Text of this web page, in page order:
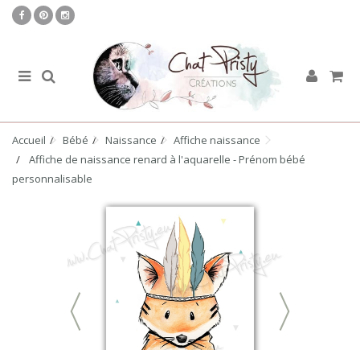
Accueil Bébé Naissance
Affiche naissance
Affiche de naissance renard à l'aquarelle - Prénom bébé
personnalisable